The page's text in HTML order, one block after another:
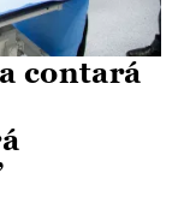
contará